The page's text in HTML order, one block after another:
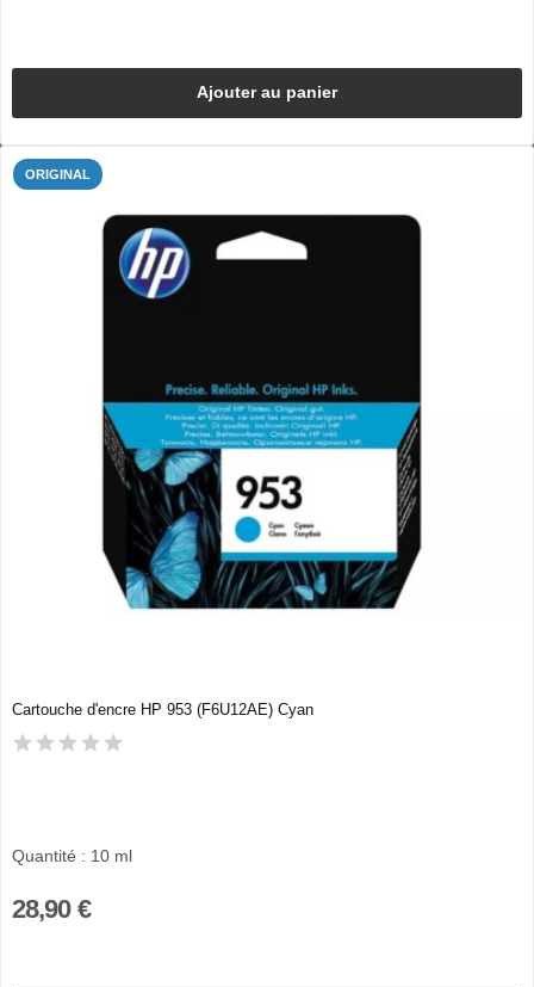
Ajouter au panier
ORIGINAL
Cartouche d'encre HP 953 (F6U12AE) Cyan
Quantité : 10 ml
28,90 €